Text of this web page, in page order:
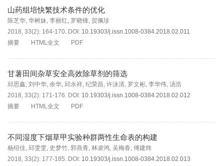
山药组培快繁技术条件的优化
陈芝华, 华树妹, 李丽红, 罗晓锋, 贺佩珍
2018, 33(2): 164-170. DOI: 10.19303/j.issn.1008-0384.2018.02.011
摘要
HTML全文 PDF
甘薯田间杂草安全高效除草剂的筛选
邱思鑫, 刘中华, 余华, 邱永祥, 纪荣昌, 许泳清, 罗文彬, 李华伟, 汤浩
2018, 33(2): 171-176. DOI: 10.19303/j.issn.1008-0384.2018.02.012
摘要
HTML全文 PDF
不同湿度下烟草甲实验种群两性生命表的构建
杨绍佳, 邱雯雯, 史梦竹, 郭燕青, 林凌鸿, 吴梅香, 傅建炜
2018, 33(2): 177-185. DOI: 10.19303/j.issn.1008-0384.2018.02.013